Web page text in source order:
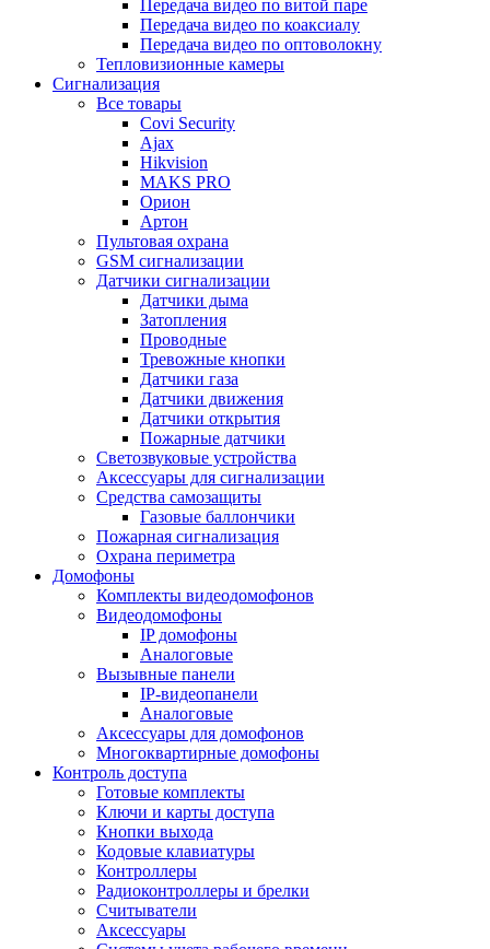
Передача видео по витой паре
Передача видео по коаксиалу
Передача видео по оптоволокну
Тепловизионные камеры
Сигнализация
Все товары
Covi Security
Ajax
Hikvision
MAKS PRO
Орион
Артон
Пультовая охрана
GSM сигнализации
Датчики сигнализации
Датчики дыма
Затопления
Проводные
Тревожные кнопки
Датчики газа
Датчики движения
Датчики открытия
Пожарные датчики
Светозвуковые устройства
Аксессуары для сигнализации
Средства самозащиты
Газовые баллончики
Пожарная сигнализация
Охрана периметра
Домофоны
Комплекты видеодомофонов
Видеодомофоны
IP домофоны
Аналоговые
Вызывные панели
IP-видеопанели
Аналоговые
Аксессуары для домофонов
Многоквартирные домофоны
Контроль доступа
Готовые комплекты
Ключи и карты доступа
Кнопки выхода
Кодовые клавиатуры
Контроллеры
Радиоконтроллеры и брелки
Считыватели
Аксессуары